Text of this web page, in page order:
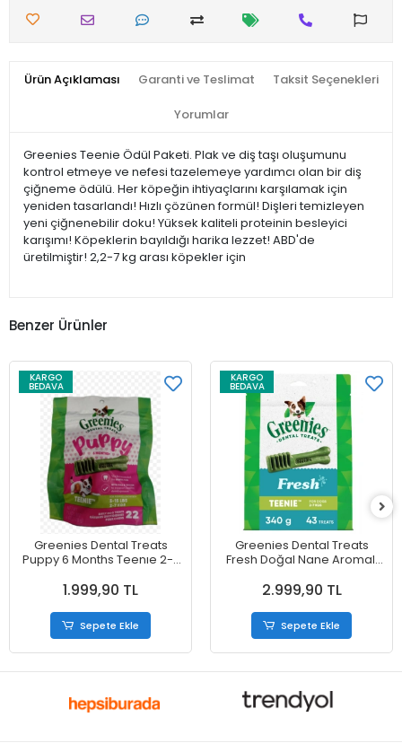
Ürün Açıklaması Garanti ve Teslimat Taksit Seçenekleri
Yorumlar
Greenies Teenie Ödül Paketi. Plak ve diş taşı oluşumunu
kontrol etmeye ve nefesi tazelemeye yardımcı olan bir diş
çiğneme ödülü. Her köpeğin ihtiyaçlarını karşılamak için
yeniden tasarlandı! Hızlı çözünen formül! Dişleri temizleyen
yeni çiğnenebilir doku! Yüksek kaliteli proteinin besleyici
karışımı! Köpeklerin bayıldığı harika lezzet! ABD'de
üretilmiştir! 2,2-7 kg arası köpekler için
Benzer Ürünler
KARGO
BEDAVA
Greenies Dental Treats
Puppy 6 Months Teenıe 2-7
Ödülü 22 Adet
1.999,90 TL
Sepete Ekle
KARGO
BEDAVA
Greenies Dental Treats
Fresh Doğal Nane Aromalı
7 Kg arası Köpekler İçin
2.999,90 TL
Sepete Ekle